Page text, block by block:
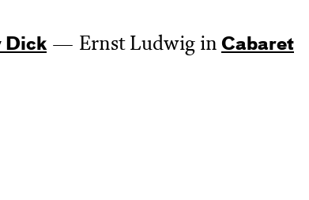
Dick Ernst Ludwig in Cabaret